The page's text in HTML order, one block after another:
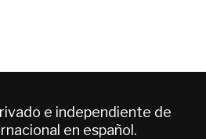
e independiente de
en español.